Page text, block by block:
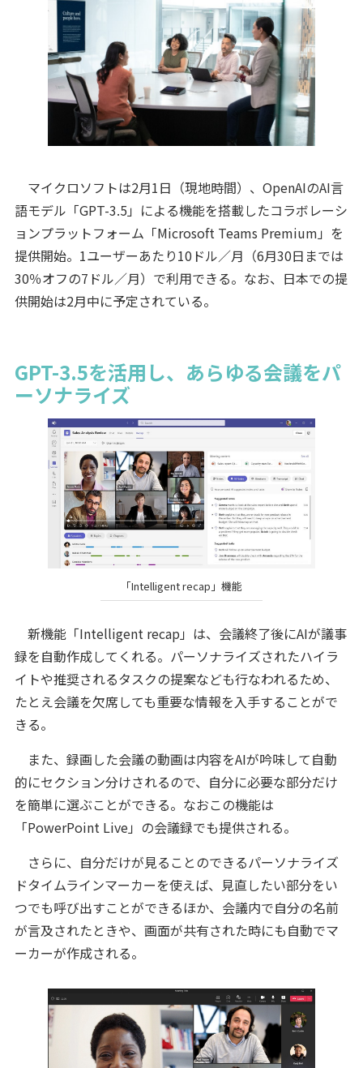
マイクロソフトは2月1日（現地時間）、OpenAIのAI言
語モデル「GPT-3.5」による機能を搭載したコラボレーシ
ョンプラットフォーム「Microsoft Teams Premium」を
提供開始。1ユーザーあたり10ドル／月（6月30日までは
30％オフの7ドル／月）で利用できる。なお、日本での提
供開始は2月中に予定されている。
GPT-3.5を活用し、あらゆる会議をパ
ーソナライズ
「Intelligent recap」機能
新機能「Intelligent recap」は、会議終了後にAIが議事
録を自動作成してくれる。パーソナライズされたハイラ
イトや推奨されるタスクの提案なども行なわれるため、
たとえ会議を欠席しても重要な情報を入手することがで
きる。
また、録画した会議の動画は内容をAIが吟味して自動
的にセクション分けされるので、自分に必要な部分だけ
を簡単に選ぶことができる。なおこの機能は
「PowerPoint Live」の会議録でも提供される。
さらに、自分だけが見ることのできるパーソナライズ
ドタイムラインマーカーを使えば、見直したい部分をい
つでも呼び出すことができるほか、会議内で自分の名前
が言及されたときや、画面が共有された時にも自動でマ
ーカーが作成される。